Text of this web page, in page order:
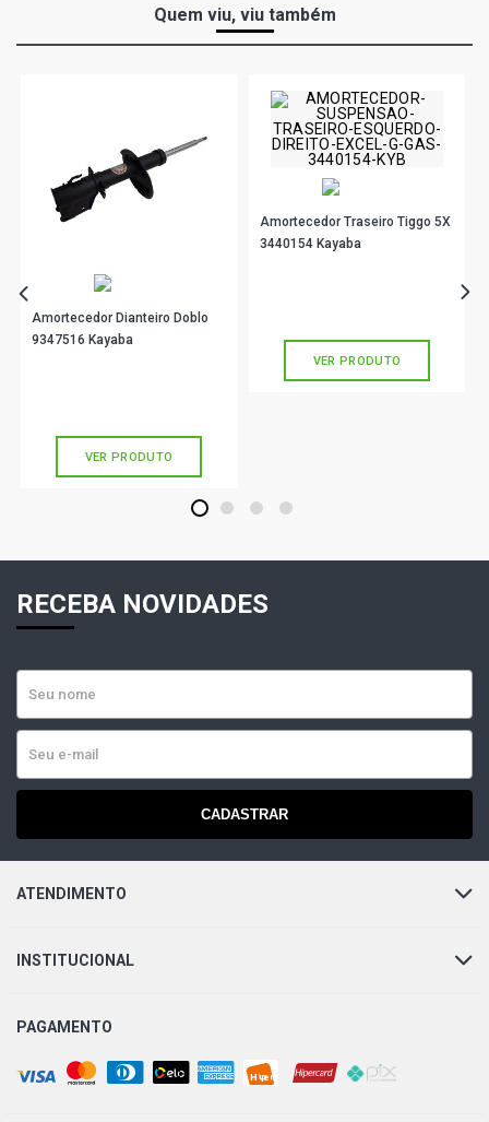
Quem viu, viu também
Amortecedor Dianteiro Doblo
9347516 Kayaba
VER PRODUTO
Amortecedor Traseiro Tiggo 5X
3440154 Kayaba
VER PRODUTO
1 2 3 4
RECEBA NOVIDADES
CADASTRAR
ATENDIMENTO
INSTITUCIONAL
PAGAMENTO